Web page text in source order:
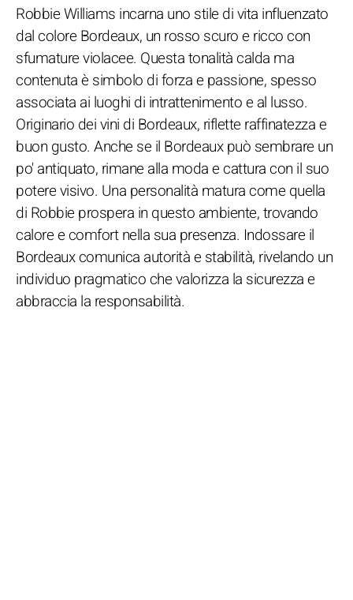
Robbie Williams incarna uno stile di vita influenzato
dal colore Bordeaux, un rosso scuro e ricco con
sfumature violacee. Questa tonalità calda ma
contenuta è simbolo di forza e passione, spesso
associata ai luoghi di intrattenimento e al lusso.
Originario dei vini di Bordeaux, riflette raffinatezza e
buon gusto. Anche se il Bordeaux può sembrare un
po' antiquato, rimane alla moda e cattura con il suo
potere visivo. Una personalità matura come quella
di Robbie prospera in questo ambiente, trovando
calore e comfort nella sua presenza. Indossare il
Bordeaux comunica autorità e stabilità, rivelando un
individuo pragmatico che valorizza la sicurezza e
abbraccia la responsabilità.